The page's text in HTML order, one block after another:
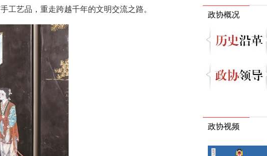
工艺品，重走跨越千年的文明交流之路。
政协概况
政协视频